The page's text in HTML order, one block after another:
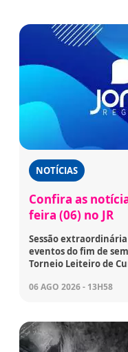
NOTÍCIAS
Confira as
feira (06) no JR
Sessão
eventos do fim de
Torneio Leiteiro de
06 AGO 2026 - 13H58